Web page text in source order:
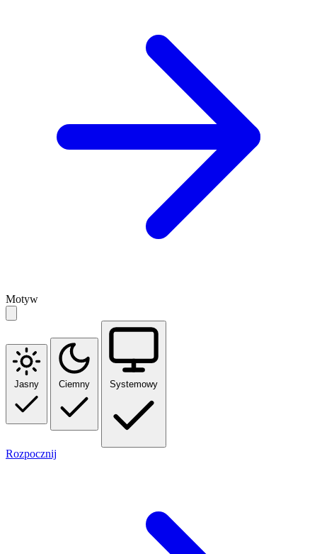
Motyw
Jasny Ciemny Systemowy
Rozpocznij